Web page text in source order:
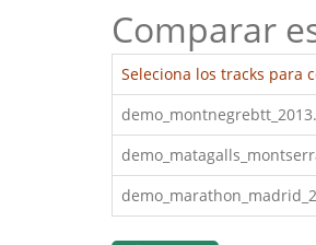
Comparar
Seleciona los tracks para